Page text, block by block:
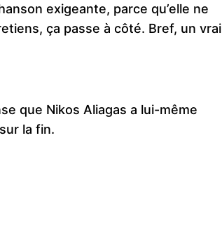
exigeante, parce qu’elle ne
ça passe à côté. Bref, un vrai
que Nikos Aliagas a lui-même
la fin.